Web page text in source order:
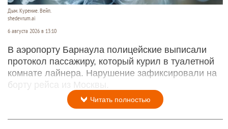
Дым. Курение. Вейп.
shedevrum.ai
6 августа 2026 в 13:10
В аэропорту Барнаула полицейские выписали
протокол пассажиру, который курил в туалетной
комнате лайнера. Нарушение зафиксировали на
борту рейса из Москвы.
Читать полностью